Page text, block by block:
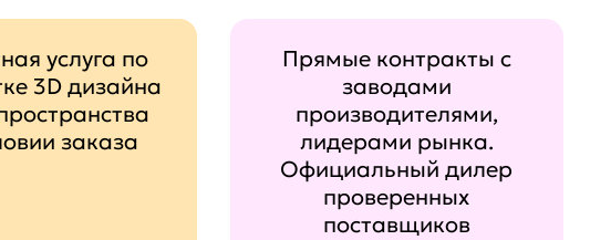
услуга по
3D дизайна
заказа
Прямые контракты с
заводами
производителями,
лидерами рынка.
Официальный дилер
проверенных
поставщиков